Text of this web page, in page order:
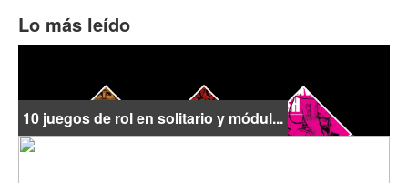
Lo más leído
10 juegos de rol en solitario y módul...